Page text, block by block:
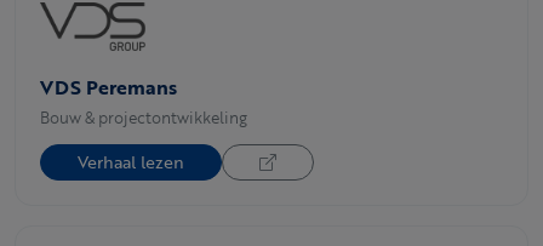
VDS Peremans
Bouw & projectontwikkeling
Verhaal lezen